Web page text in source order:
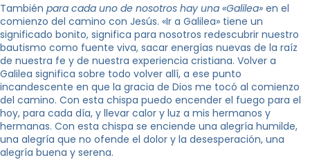
También para cada uno de nosotros hay una «Galilea» en el
comienzo del camino con Jesús. «Ir a Galilea» tiene un
significado bonito, significa para nosotros redescubrir nuestro
bautismo como fuente viva, sacar energías nuevas de la raíz
de nuestra fe y de nuestra experiencia cristiana. Volver a
Galilea significa sobre todo volver allí, a ese punto
incandescente en que la gracia de Dios me tocó al comienzo
del camino. Con esta chispa puedo encender el fuego para el
hoy, para cada día, y llevar calor y luz a mis hermanos y
hermanas. Con esta chispa se enciende una alegría humilde,
una alegría que no ofende el dolor y la desesperación, una
alegría buena y serena.